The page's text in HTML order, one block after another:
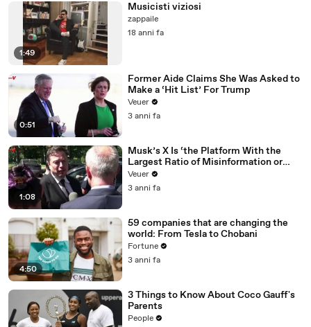
1:49
Musicisti viziosi
zappaile
18 anni fa
0:51
Former Aide Claims She Was Asked to
Make a ‘Hit List’ For Trump
Veuer
3 anni fa
1:08
Musk’s X Is ‘the Platform With the
Largest Ratio of Misinformation or
Disinformation’ Amongst All Social
Media Platforms
Veuer
3 anni fa
4:50
59 companies that are changing the
world: From Tesla to Chobani
Fortune
3 anni fa
3 Things to Know About Coco Gauff's
Parents
People